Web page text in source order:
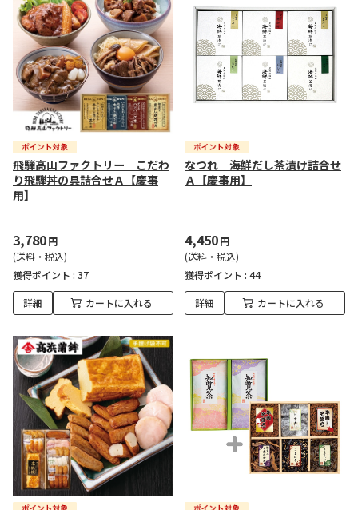
飛騨高山ファクトリー こだわ
り飛騨丼の具詰合せＡ【慶事
用】
3,780円
(送料・税込)
獲得ポイント : 37
詳細 カートに入れる
なつれ 海鮮だし茶漬け詰合せ
Ａ【慶事用】
4,450円
(送料・税込)
獲得ポイント : 44
詳細 カートに入れる